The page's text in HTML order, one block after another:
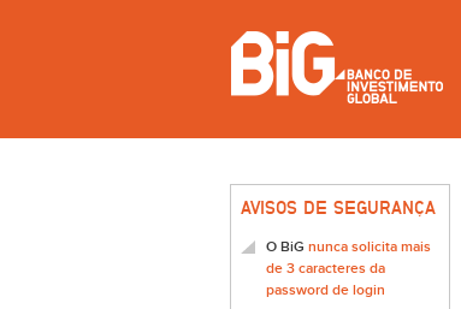
AVISOS DE SEGURANÇA
O BiG nunca solicita mais
de 3 caracteres da
password de login